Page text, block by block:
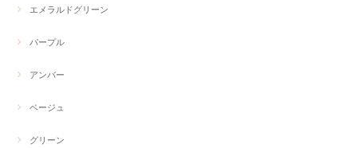
エメラルドグリーン
パープル
アンバー
ベージュ
グリーン